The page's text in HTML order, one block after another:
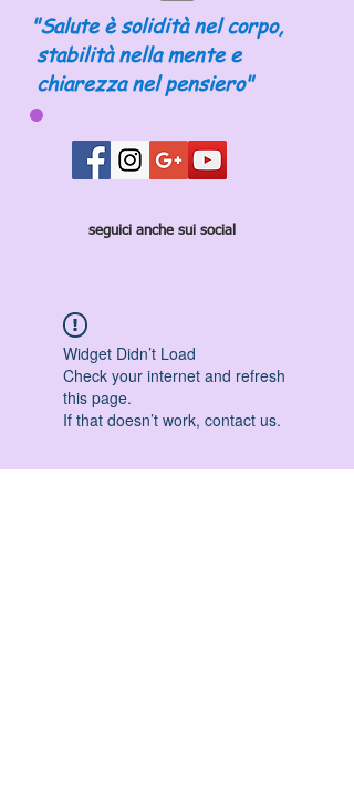
"Salute è solidità nel corpo,
stabilità nella mente e
chiarezza nel pensiero"
seguici anche sui social
Widget Didn’t Load
Check your internet and refresh
this page.
If that doesn’t work, contact us.